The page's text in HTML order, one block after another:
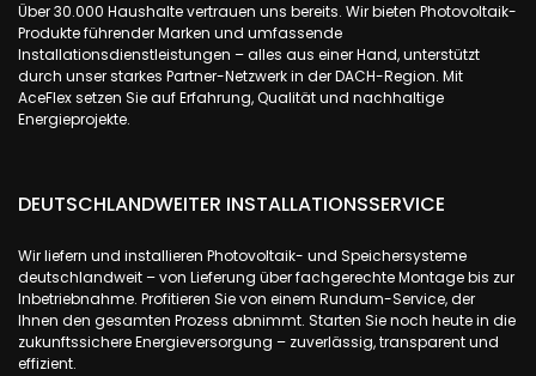
Über 30.000 Haushalte vertrauen uns bereits. Wir bieten Photovoltaik-
Produkte führender Marken und umfassende
Installationsdienstleistungen – alles aus einer Hand, unterstützt
durch unser starkes Partner-Netzwerk in der DACH-Region. Mit
AceFlex setzen Sie auf Erfahrung, Qualität und nachhaltige
Energieprojekte.
DEUTSCHLANDWEITER INSTALLATIONSSERVICE
Wir liefern und installieren Photovoltaik- und Speichersysteme
deutschlandweit – von Lieferung über fachgerechte Montage bis zur
Inbetriebnahme. Profitieren Sie von einem Rundum-Service, der
Ihnen den gesamten Prozess abnimmt. Starten Sie noch heute in die
zukunftssichere Energieversorgung – zuverlässig, transparent und
effizient.